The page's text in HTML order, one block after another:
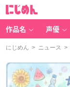
作品名 声優
にじめん > ニュース >